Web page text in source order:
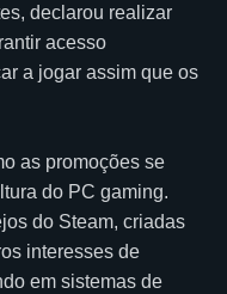
declarou realizar
acesso
a jogar assim que os
as promoções se
do PC gaming.
do Steam, criadas
interesses de
em sistemas de